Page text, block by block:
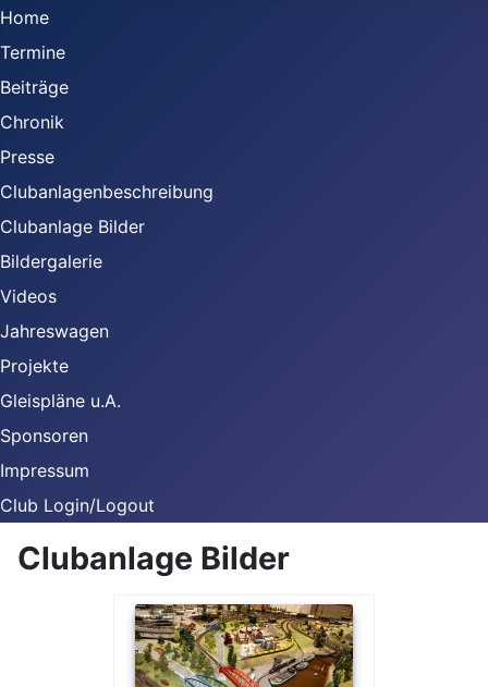
Home
Termine
Beiträge
Chronik
Presse
Clubanlagenbeschreibung
Clubanlage Bilder
Bildergalerie
Videos
Jahreswagen
Projekte
Gleispläne u.A.
Sponsoren
Impressum
Club Login/Logout
Clubanlage Bilder